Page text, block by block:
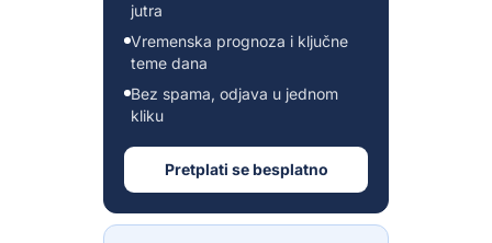
jutra
Vremenska prognoza i ključne
teme dana
Bez spama, odjava u jednom
kliku
Pretplati se besplatno